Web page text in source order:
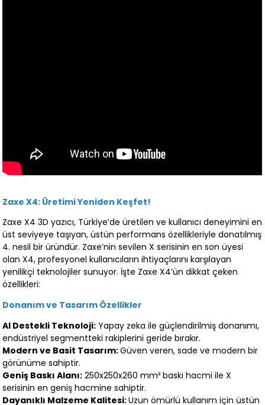
Zaxe X4: Üretimi Yeniden Keşfet!
Zaxe X4 3D yazıcı, Türkiye’de üretilen ve kullanıcı deneyimini en
üst seviyeye taşıyan, üstün performans özellikleriyle donatılmış
4. nesil bir üründür. Zaxe’nin sevilen X serisinin en son üyesi
olan X4, profesyonel kullanıcıların ihtiyaçlarını karşılayan
yenilikçi teknolojiler sunuyor. İşte Zaxe X4’ün dikkat çeken
özellikleri:
Donanım ve Tasarım Özellikler
AI Destekli Teknoloji: Yapay zeka ile güçlendirilmiş donanımı,
endüstriyel segmentteki rakiplerini geride bırakır.
Modern ve Basit Tasarım:Güven veren, sade ve modern bir
görünüme sahiptir.
Geniş Baskı Alanı: 250x250x260 mm³ baskı hacmi ile X
serisinin en geniş hacmine sahiptir.
Dayanıklı Malzeme Kalitesi:Uzun ömürlü kullanım için üstün